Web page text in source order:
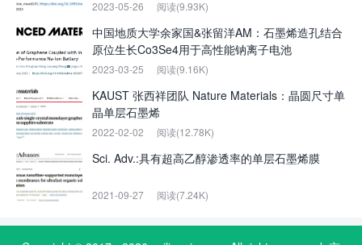
2023-05-26 阅读(9.93K)
中国地质大学余家国&张留洋AM：石墨烯造孔结合
原位生长Co3Se4用于高性能钠离子电池
2023-03-25 阅读(9.16K)
KAUST 张西祥团队 Nature Materials：晶圆尺寸单
晶单层石墨烯
2022-02-02 阅读(12.78K)
Sci. Adv.:具有超高乙醇渗透率的单层石墨烯膜
2021-09-27 阅读(7.24K)